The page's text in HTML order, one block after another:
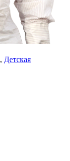
, Детская